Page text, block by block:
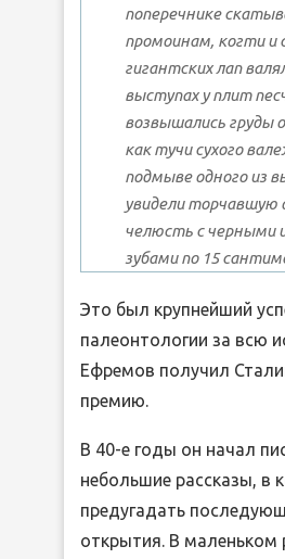
поперечнике
промоинам, когти и
гигантских лап
выступах у плит
возвышались груды
как тучи сухого
подмыве одного из
увидели торчавшую
челюсть с черными
зубами по 15
Это был крупнейший
палеонтологии за всю
Ефремов получил
премию.
В 40-е годы он начал
небольшие рассказы, в
предугадать
открытия. В маленьком